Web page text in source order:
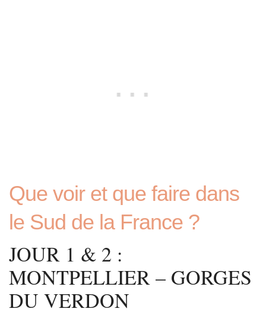
Que voir et que faire dans
le Sud de la France ?
JOUR 1 & 2 :
MONTPELLIER – GORGES
DU VERDON